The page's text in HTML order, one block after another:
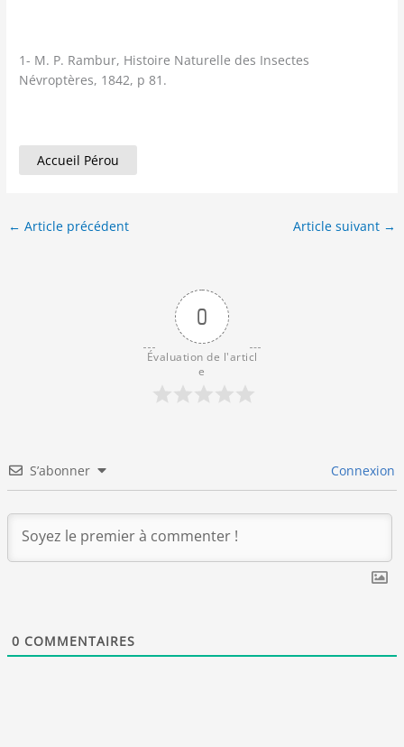
1- M. P. Rambur, Histoire Naturelle des Insectes
Névroptères, 1842, p 81.
Accueil Pérou
← Article précédent Article suivant →
0
Évaluation de l'articl
e
S’abonner Connexion
0 COMMENTAIRES